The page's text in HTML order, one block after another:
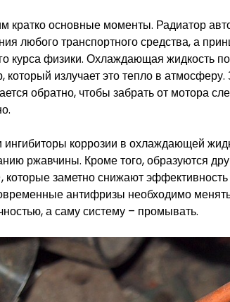
кратко основные моменты. Радиатор
любого транспортного средства, а
курса физики. Охлаждающая жидкость
который излучает это тепло в
обратно, чтобы забрать от мотора
коррозии в охлаждающей
ржавчины. Кроме того, образуются
которые заметно снижают
антифризы необходимо
а саму систему – промывать.